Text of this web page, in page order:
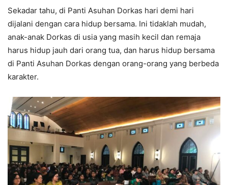
Sekadar tahu, di Panti Asuhan Dorkas hari demi hari
dijalani dengan cara hidup bersama. Ini tidaklah mudah,
anak-anak Dorkas di usia yang masih kecil dan remaja
harus hidup jauh dari orang tua, dan harus hidup bersama
di Panti Asuhan Dorkas dengan orang-orang yang berbeda
karakter.